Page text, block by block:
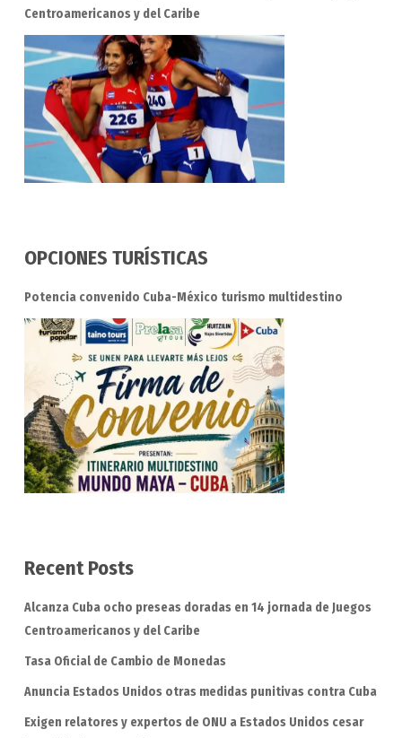
Centroamericanos y del Caribe
OPCIONES TURÍSTICAS
Potencia convenido Cuba-México turismo multidestino
Recent Posts
Alcanza Cuba ocho preseas doradas en 14 jornada de Juegos
Centroamericanos y del Caribe
Tasa Oficial de Cambio de Monedas
Anuncia Estados Unidos otras medidas punitivas contra Cuba
Exigen relatores y expertos de ONU a Estados Unidos cesar